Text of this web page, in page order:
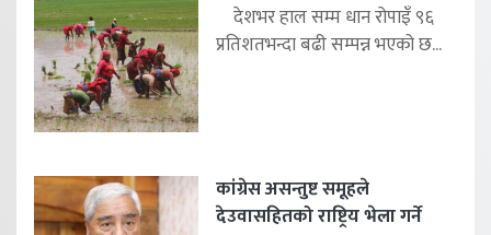
देशभर हाल सम्म धान रोपाइँ ९६
प्रतिशतभन्दा बढी सम्पन्न भएको छ...
कांग्रेस असन्तुष्ट समूहले
देउवासहितको राष्ट्रिय भेला गर्ने